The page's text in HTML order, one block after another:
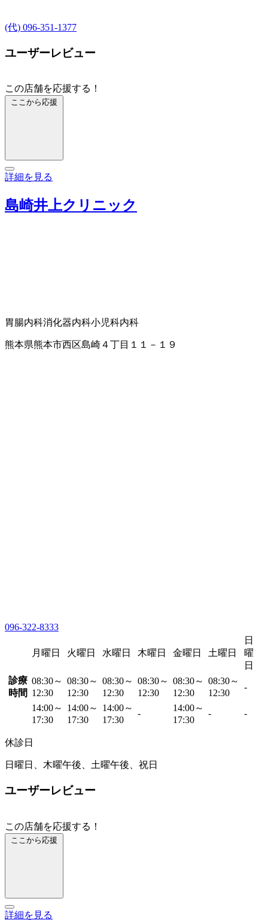
(代) 096-351-1377
ユーザーレビュー
この店舗を応援する！
ここから応援
詳細を見る
島崎井上クリニック
胃腸内科消化器内科小児科内科
熊本県熊本市西区島崎４丁目１１－１９
096-322-8333
月曜日 火曜日 水曜日 木曜日 金曜日 土曜日
日
曜
日
診療
時間
08:30～
12:30
08:30～
12:30
08:30～
12:30
08:30～
12:30
08:30～
12:30
08:30～
12:30
-
14:00～
17:30
14:00～
17:30
14:00～
17:30
-
14:00～
17:30
- -
休診日
日曜日、木曜午後、土曜午後、祝日
ユーザーレビュー
この店舗を応援する！
ここから応援
詳細を見る